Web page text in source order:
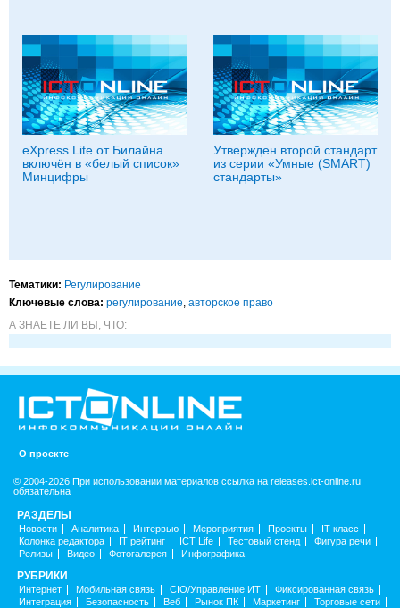
eXpress Lite от Билайна
включён в «белый список»
Минцифры
Утвержден второй стандарт
из серии «Умные (SMART)
стандарты»
Тематики: Регулирование
Ключевые слова: регулирование, авторское право
А ЗНАЕТЕ ЛИ ВЫ, ЧТО:
О проекте
© 2004-2026 При использовании материалов ссылка на releases.ict-online.ru
обязательна
РАЗДЕЛЫ
Новости Аналитика Интервью Мероприятия Проекты
IT класс
Колонка редактора
IT рейтинг ICT Life Тестовый стенд
Фигура речи
Релизы
Видео Фотогалерея Инфографика
РУБРИКИ
Интернет Мобильная связь CIO/Управление ИТ
Фиксированная связь
Интеграция
Безопасность Веб Рынок ПК Маркетинг Торговые сети